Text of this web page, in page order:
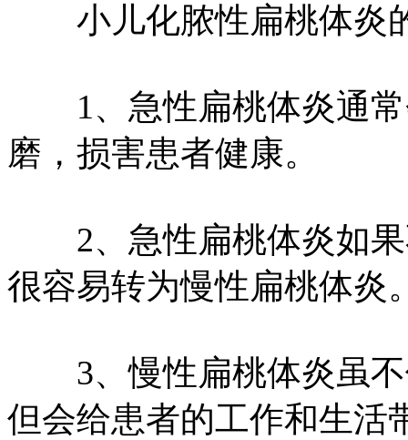
小儿化脓性扁桃体炎
1、急性扁桃体炎通常
磨，损害患者健康。
2、急性扁桃体炎如果
很容易转为慢性扁桃体炎
3、慢性扁桃体炎虽不
但会给患者的工作和生活